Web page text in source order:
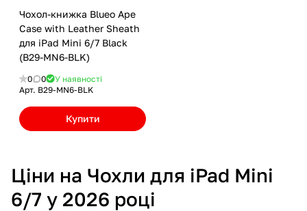
Чохол-книжка Blueo Ape
Case with Leather Sheath
для iPad Mini 6/7 Black
(B29-MN6-BLK)
0 0
У наявності
Арт. B29-MN6-BLK
Купити
Ціни на Чохли для iPad Mini
6/7 у 2026 році